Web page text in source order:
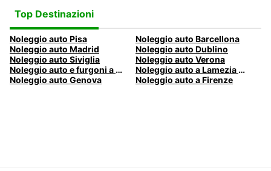
Top Destinazioni
Noleggio auto Pisa
Noleggio auto Barcellona
Noleggio auto Madrid
Noleggio auto Dublino
Noleggio auto Siviglia
Noleggio auto Verona
Noleggio auto e furgoni a Pescara
Noleggio auto a Lamezia Terme, Italia
Noleggio auto Genova
Noleggio auto a Firenze